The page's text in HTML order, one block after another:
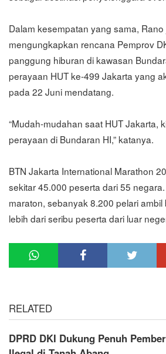
Dalam kesempatan yang sama, Rano
mengungkapkan rencana Pemprov
panggung hiburan di kawasan
perayaan HUT ke-499 Jakarta yang
pada 22 Juni mendatang.
“Mudah-mudahan saat HUT Jakarta,
perayaan di Bundaran HI,” katanya.
BTN Jakarta International Marathon
sekitar 45.000 peserta dari 55
maraton, sebanyak 8.200 pelari
lebih dari seribu peserta dari luar
RELATED
DPRD DKI Dukung Penuh